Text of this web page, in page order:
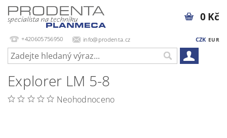
+420605756950 info@prodenta.cz CZK EUR
0 Kč
Explorer LM 5-8
Neohodnoceno